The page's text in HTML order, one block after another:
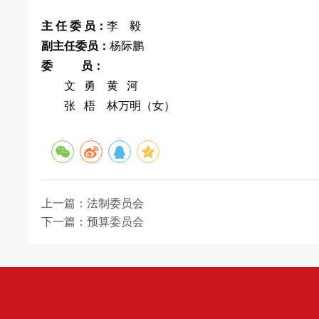
主 任 委 员： 李 毅
副主任委员： 杨际鹏
委 员：
文 勇 黄 河
张 梧 林万明（女）
上一篇：法制委员会
下一篇：预算委员会